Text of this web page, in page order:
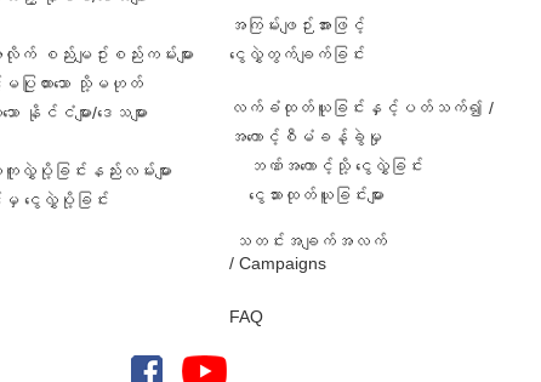
စည်းမျဥ်းစည်းကမ်းများ
ြုထားသော သို့မဟုတ်
သော နိုင်ငံများ/ဒေသများ
ပို့ခြင်းနည်းလမ်းများ
ငွေလွှဲပို့ခြင်း
အကြမ်းဖျဉ်းအားဖြင့်
ငွေလွှဲတွက်ချက်ခြင်း
လက်ခံထုတ်ယူခြင်းနှင့်ပတ်သက်၍ /
အကောင့်စီမံခန့်ခွဲမှု
ဘဏ်အကောင့်သို့ ငွေလွှဲခြင်း
ငွေသားထုတ်ယူခြင်းများ
သတင်းအချက်အလက်
/ Campaigns
FAQ